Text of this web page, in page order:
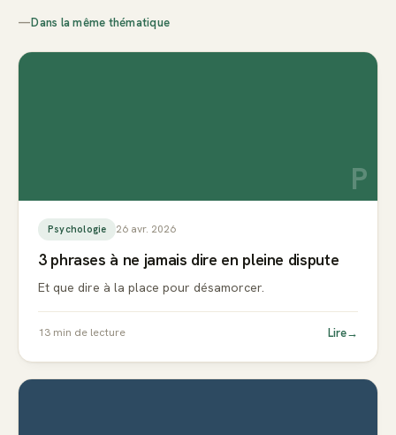
—Dans la même thématique
P
Psychologie 26 avr. 2026
3 phrases à ne jamais dire en pleine dispute
Et que dire à la place pour désamorcer.
13 min de lecture Lire→